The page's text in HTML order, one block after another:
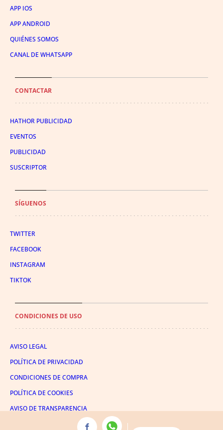
APP IOS
APP ANDROID
QUIÉNES SOMOS
CANAL DE WHATSAPP
CONTACTAR
HATHOR PUBLICIDAD
EVENTOS
PUBLICIDAD
SUSCRIPTOR
SÍGUENOS
TWITTER
FACEBOOK
INSTAGRAM
TIKTOK
CONDICIONES DE USO
AVISO LEGAL
POLÍTICA DE PRIVACIDAD
CONDICIONES DE COMPRA
POLÍTICA DE COOKIES
AVISO DE TRANSPARENCIA
ADMINISTRACIÓN UTIQ